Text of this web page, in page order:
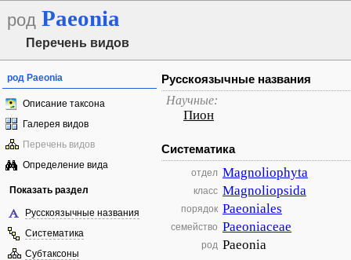
род Paeonia
Перечень видов
род Paeonia
Описание таксона
Галерея видов
Перечень видов
Определение вида
Показать раздел
Русскоязычные названия
Систематика
Субтаксоны
Русскоязычные названия
Научные:
Пион
Систематика
отдел Magnoliophyta
класс Magnoliopsida
порядок Paeoniales
семейство Paeoniaceae
род Paeonia